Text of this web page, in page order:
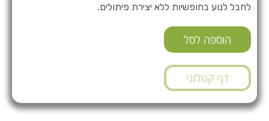
לחבל לנוע בחופשיות ללא יצירת פיתולים.
הוספה לסל
דף קטלוגי